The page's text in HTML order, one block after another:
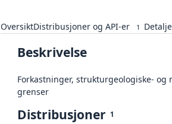
OversiktDistribusjoner og API-er 1
Beskrivelse
Forkastninger, strukturgeologiske- og
grenser
Distribusjoner 1